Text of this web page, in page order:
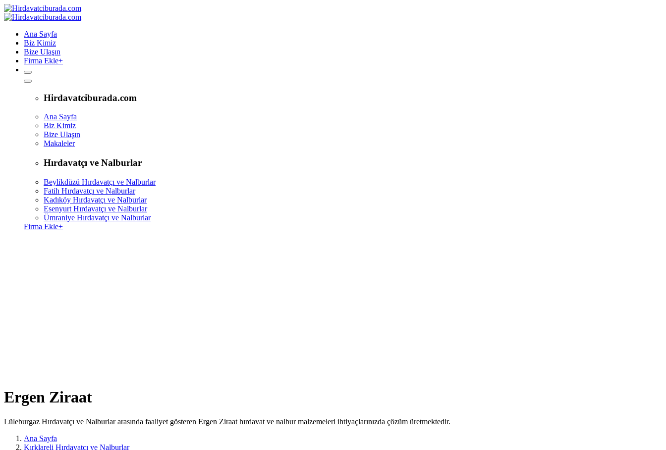
Ana Sayfa
Biz Kimiz
Bize Ulaşın
Firma Ekle+
Hirdavatciburada.com
Ana Sayfa
Biz Kimiz
Bize Ulaşın
Makaleler
Hırdavatçı ve Nalburlar
Beylikdüzü Hırdavatçı ve Nalburlar
Fatih Hırdavatçı ve Nalburlar
Kadıköy Hırdavatçı ve Nalburlar
Esenyurt Hırdavatçı ve Nalburlar
Ümraniye Hırdavatçı ve Nalburlar
Firma Ekle+
Ergen Ziraat
Lüleburgaz Hırdavatçı ve Nalburlar arasında faaliyet gösteren Ergen Ziraat hırdavat ve nalbur malzemeleri ihtiyaçlarınızda çözüm üretmektedir.
Ana Sayfa
Kırklareli Hırdavatçı ve Nalburlar